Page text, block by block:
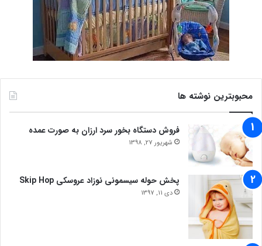
محبوبترین نوشته ها
فروش دستگاه بخور سرد ارزان به صورت عمده
شهریور 27, 1398
پخش حوله سیسمونی نوزاد عروسکی Skip Hop
دی 11, 1397